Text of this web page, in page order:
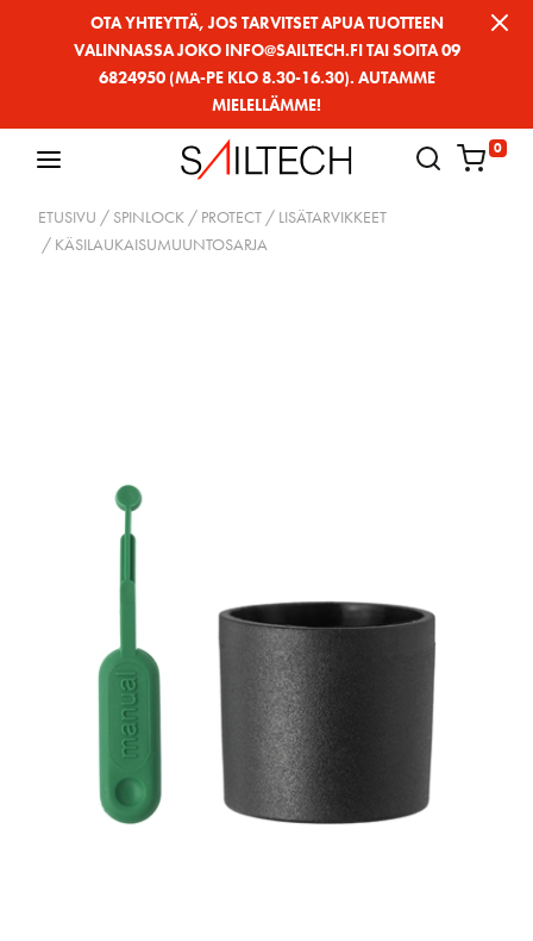
OTA YHTEYTTÄ, JOS TARVITSET APUA TUOTTEEN
VALINNASSA JOKO INFO@SAILTECH.FI TAI SOITA 09
6824950 (MA-PE KLO 8.30-16.30). AUTAMME
MIELELLÄMME!
0
ETUSIVU / SPINLOCK / PROTECT / LISÄTARVIKKEET
/ KÄSILAUKAISUMUUNTOSARJA